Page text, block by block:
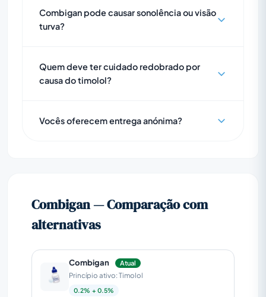
Combigan pode causar sonolência ou visão
turva?
Quem deve ter cuidado redobrado por
causa do timolol?
Vocês oferecem entrega anónima?
Combigan — Comparação com
alternativas
Combigan Atual
Princípio ativo: Timolol
0.2% + 0.5%